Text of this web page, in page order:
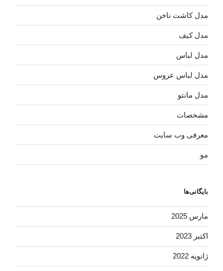
مدل کاشت ناخن
مدل کیف
مدل لباس
مدل لباس عروس
مدل مانتو
مشخصات
معرفی وب سایت
مو
بایگانی‌ها
مارس 2025
اکتبر 2023
ژانویه 2022